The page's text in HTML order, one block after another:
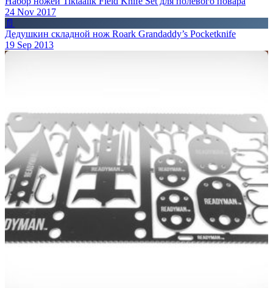
24 Nov 2017
📄
Дедушкин складной нож Roark Grandaddy’s Pocketknife
19 Sep 2013